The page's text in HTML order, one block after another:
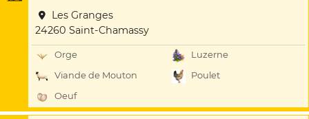
Les Granges
24260 Saint-Chamassy
Orge
Luzerne
Viande de Mouton
Poulet
Oeuf